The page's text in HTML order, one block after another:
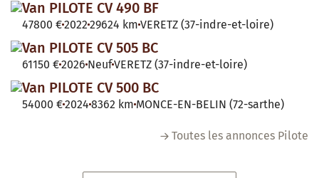
Van PILOTE CV 490 BF
47800 €2022 29624 km VERETZ (37-indre-et-loire)
Van PILOTE CV 505 BC
61150 €2026 NeufVERETZ (37-indre-et-loire)
Van PILOTE CV 500 BC
54000 €2024 8362 km MONCE-EN-BELIN (72-sarthe)
Toutes les annonces Pilote